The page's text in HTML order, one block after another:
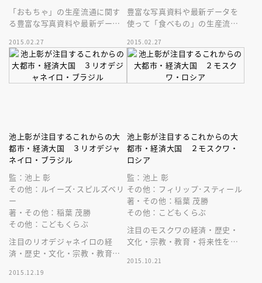
「おもちゃ」の生産流通に関す
る豊富な写真資料や最新データ
ど社会問題を紹介。国際理解に
役立ちます。
2015.02.27
豊富な写真資料や最新データを
使って「食べもの」の生産流通
など社会問題を紹介。国際理解
に役立ちます
2015.02.27
池上彰が注目するこれからの大
都市・経済大国 ３リオデジャ
ネイロ・ブラジル
監：池上 彰
その他：ルイーズ･スピルズベリ
ー
著・その他：稲葉 茂勝
その他：こどもくらぶ
注目のリオデジャネイロの経
済・歴史・文化・宗教・教育・
カラー。総ルビ。写真やデータ
2015.12.19
池上彰が注目するこれからの大
都市・経済大国 ２モスクワ・
ロシア
監：池上 彰
その他：フィリップ･スティール
著・その他：稲葉 茂勝
その他：こどもくらぶ
注目のモスクワの経済・歴史・
文化・宗教・教育・将来性をわ
ルビ。写真やデータ多数掲載。
2015.10.21